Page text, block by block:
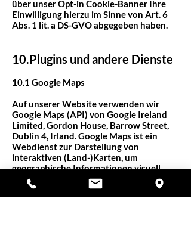
über unser Opt-in Cookie-Banner Ihre
Einwilligung hierzu im Sinne von Art. 6
Abs. 1 lit. a DS-GVO abgegeben haben.
10.Plugins und andere Dienste
10.1 Google Maps
Auf unserer Website verwenden wir
Google Maps (API) von Google Ireland
Limited, Gordon House, Barrow Street,
Dublin 4, Irland. Google Maps ist ein
Webdienst zur Darstellung von
interaktiven (Land-)Karten, um
geographische Informationen visuell
darzustellen. Über die Nutzung dieses
Dienstes kann Ihnen beispielsweise
unser Standort angezeigt und eine